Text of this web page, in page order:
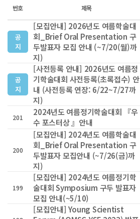
번호 제목
공
지
[모집안내] 2026년도 여름학술대
회_Brief Oral Presentation 구
두발표자 모집 안내 (~7/20(월)까
지)
공
지
[사전등록 안내] 2026년도 여름정
기학술대회 사전등록(초록접수) 안
내 (사전등록 연장: 6/22~7/27까
지)
201
2024년도 여름정기학술대회 『우
수 포스터상 』안내
200
[모집안내] 2024년도 여름학술대
회_Brief Oral Presentation 구
두발표자 모집안내 (~7/26(금)까
지)
199
[모집안내] 2024년도 여름정기학
술대회 Symposium 구두 발표자
모집 안내(~5/10)
[모집안내] Young Scientist